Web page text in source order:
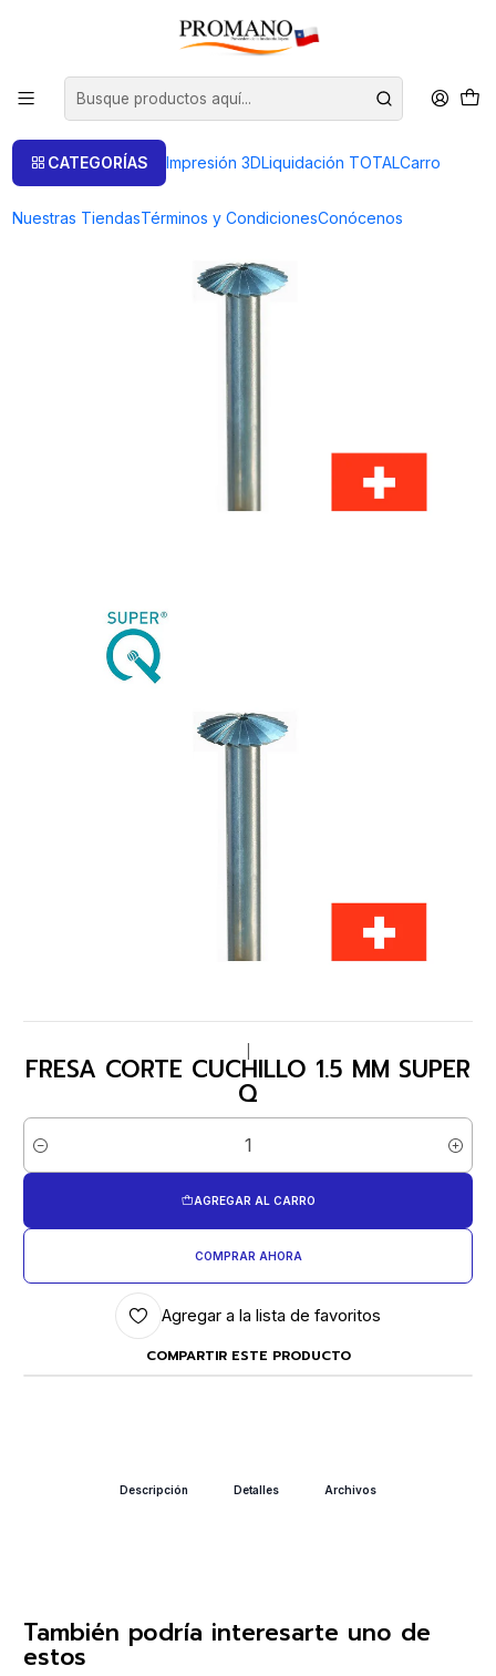
CATEGORÍAS Impresión 3DLiquidación TOTALCarro
Nuestras TiendasTérminos y CondicionesConócenos
Perforación Corte
FRESA CORTE CUCHILLO 1.5 MM SUPER Q
FRESA CORTE CUCHILLO 1.5 MM SUPER
Q
Cantidad
AGREGAR AL CARRO
COMPRAR AHORA
Agregar a la lista de favoritos
COMPARTIR ESTE PRODUCTO
Descripción Detalles Archivos
También podría interesarte uno de
estos